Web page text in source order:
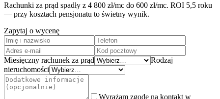
Rachunki za prąd spadły z 4 800 zł/mc do 600 zł/mc. ROI 5,5 roku
— przy kosztach pensjonatu to świetny wynik.
Zapytaj o wycenę
Miesięczny rachunek za prąd
Rodzaj
nieruchomości
Wyrażam zgodę na kontakt w